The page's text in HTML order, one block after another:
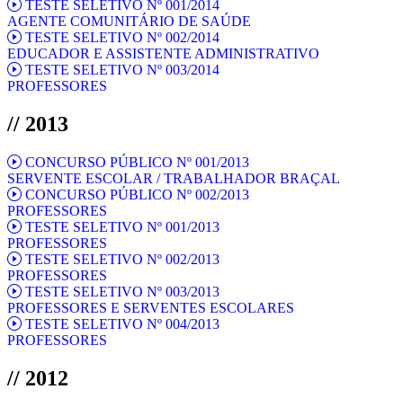
TESTE SELETIVO Nº 001/2014
AGENTE COMUNITÁRIO DE SAÚDE
TESTE SELETIVO Nº 002/2014
EDUCADOR E ASSISTENTE ADMINISTRATIVO
TESTE SELETIVO Nº 003/2014
PROFESSORES
// 2013
CONCURSO PÚBLICO Nº 001/2013
SERVENTE ESCOLAR / TRABALHADOR BRAÇAL
CONCURSO PÚBLICO Nº 002/2013
PROFESSORES
TESTE SELETIVO Nº 001/2013
PROFESSORES
TESTE SELETIVO Nº 002/2013
PROFESSORES
TESTE SELETIVO Nº 003/2013
PROFESSORES E SERVENTES ESCOLARES
TESTE SELETIVO Nº 004/2013
PROFESSORES
// 2012